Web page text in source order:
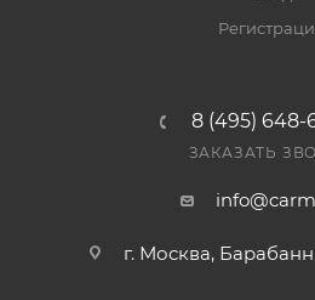
8 (495) 648-
ЗАКАЗАТЬ
г. Москва,